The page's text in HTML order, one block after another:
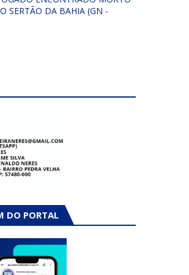
SERTÃO DA BAHIA (GN -
DO PORTAL